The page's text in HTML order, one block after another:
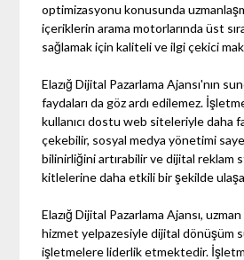
optimizasyonu konusunda
içeriklerin arama motorlarında üst
sağlamak için kaliteli ve ilgi çekici
Elazığ Dijital Pazarlama Ajansı'nın
faydaları da göz ardı edilemez.
kullanıcı dostu web siteleriyle daha
çekebilir, sosyal medya yönetimi
bilinirliğini artırabilir ve dijital reklam
kitlelerine daha etkili bir şekilde
Elazığ Dijital Pazarlama Ajansı,
hizmet yelpazesiyle dijital dönüşüm
işletmelere liderlik etmektedir.